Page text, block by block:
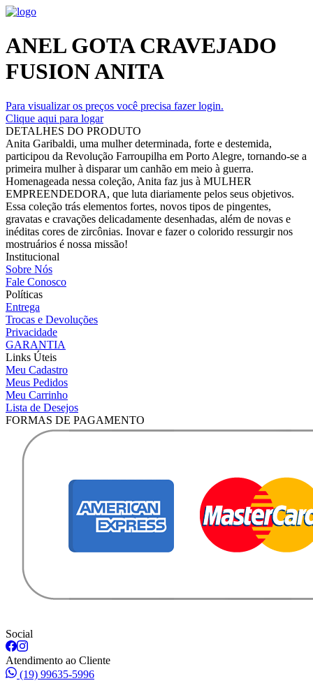
ANEL GOTA CRAVEJADO
FUSION ANITA
Para visualizar os preços você precisa fazer login.
Clique aqui para logar
DETALHES DO PRODUTO
Anita Garibaldi, uma mulher determinada, forte e destemida,
participou da Revolução Farroupilha em Porto Alegre, tornando-se a
primeira mulher à disparar um canhão em meio à guerra.
Homenageada nessa coleção, Anita faz jus à MULHER
EMPREENDEDORA, que luta diariamente pelos seus objetivos.
Essa coleção trás elementos fortes, novos tipos de pingentes,
gravatas e cravações delicadamente desenhadas, além de novas e
inéditas cores de zircônias. Inovar e fazer o colorido ressurgir nos
mostruários é nossa missão!
Institucional
Sobre Nós
Fale Conosco
Políticas
Entrega
Trocas e Devoluções
Privacidade
GARANTIA
Links Úteis
Meu Cadastro
Meus Pedidos
Meu Carrinho
Lista de Desejos
FORMAS DE PAGAMENTO
Social
Atendimento ao Cliente
(19) 99635-5996